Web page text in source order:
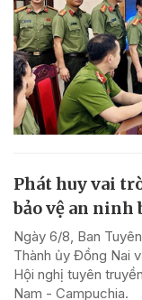
Phát huy vai
bảo vệ an ninh
Ngày 6/8, Ban
Thành ủy Đồng Nai
Hội nghị tuyên
Nam - Campuchia.